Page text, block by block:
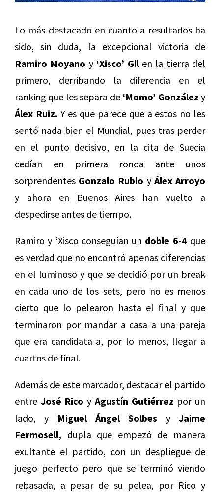
Lo más destacado en cuanto a resultados ha
sido, sin duda, la excepcional victoria de
Ramiro Moyano y ‘Xisco’ Gilen la tierra del
primero, derribando la diferencia en el
ranking que les separa de ‘Momo’ González y
Álex Ruiz. Y es que parece que a estos no les
sentó nada bien el Mundial, pues tras perder
en el punto decisivo, en la cita de Suecia
cedían en primera ronda ante unos
sorprendentes Gonzalo Rubio y Álex Arroyo
y ahora en Buenos Aires han vuelto a
despedirse antes de tiempo.
Ramiro y ‘Xisco conseguían un doble 6-4que
es verdad que no encontró apenas diferencias
en el luminoso y que se decidió por un break
en cada uno de los sets, pero no es menos
cierto que lo pelearon hasta el final y que
terminaron por mandar a casa a una pareja
que era candidata a, por lo menos, llegar a
cuartos de final.
Además de este marcador, destacar el partido
entre José Rico y Agustín Gutiérrez por un
lado, y Miguel Ángel Solbes yJaime
Fermosell, dupla que empezó de manera
exultante el partido, con un despliegue de
juego perfecto pero que se terminó viendo
rebasada, a pesar de su pelea, por Rico y